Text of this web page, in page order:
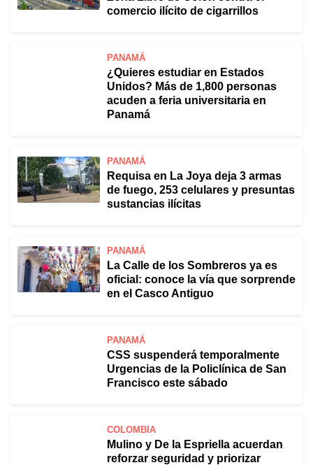
comercio ilícito de cigarrillos
PANAMÁ
¿Quieres estudiar en Estados
Unidos? Más de 1,800 personas
acuden a feria universitaria en
Panamá
PANAMÁ
Requisa en La Joya deja 3 armas
de fuego, 253 celulares y presuntas
sustancias ilícitas
PANAMÁ
La Calle de los Sombreros ya es
oficial: conoce la vía que sorprende
en el Casco Antiguo
PANAMÁ
CSS suspenderá temporalmente
Urgencias de la Policlínica de San
Francisco este sábado
COLOMBIA
Mulino y De la Espriella acuerdan
reforzar seguridad y priorizar